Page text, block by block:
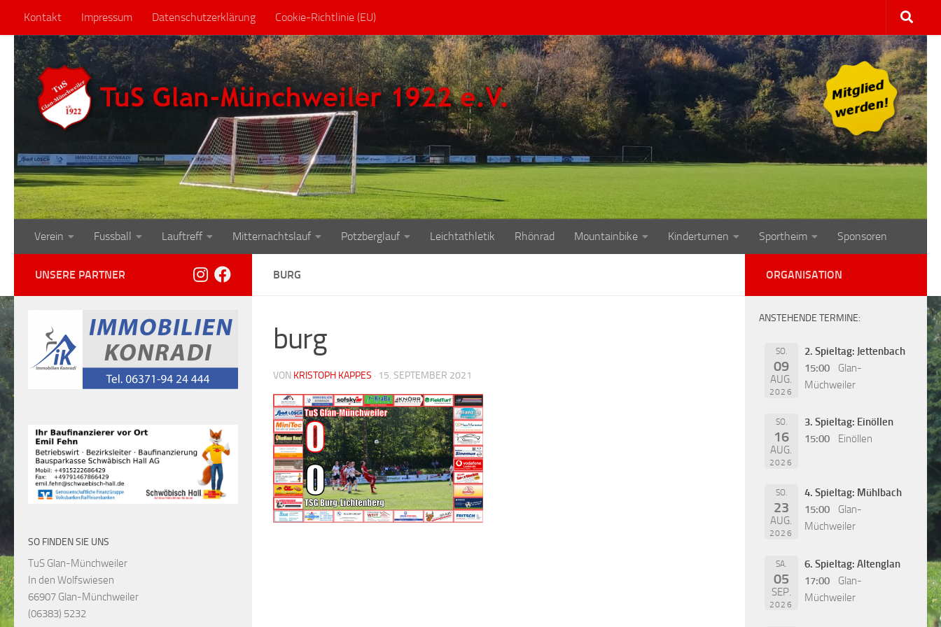
Zum Inhalt springen
Kontakt Impressum Datenschutzerklärung Cookie-Richtlinie (EU)
Verein Fussball Lauftreff Mitternachtslauf Potzberglauf Leichtathletik Rhönrad Mountainbike Kinderturnen Sportheim Sponsoren
BURG
burg
VON KRISTOPH KAPPES · 15. SEPTEMBER 2021
UNSERE PARTNER
SO FINDEN SIE UNS
TuS Glan-Münchweiler
In den Wolfswiesen
66907 Glan-Münchweiler
(06383) 5232
ORGANISATION
ANSTEHENDE TERMINE:
SO.
09
AUG.
2026
2. Spieltag: Jettenbach
15:00
Glan-
Müchweiler
SO.
16
AUG.
2026
3. Spieltag: Einöllen
15:00
Einöllen
SO.
23
AUG.
2026
4. Spieltag: Mühlbach
15:00
Glan-
Müchweiler
SA.
05
SEP.
2026
6. Spieltag: Altenglan
17:00
Glan-
Müchweiler